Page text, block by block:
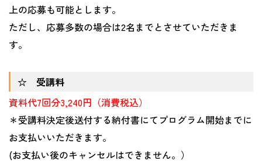
上の応募も可能とします。
ただし、応募多数の場合は2名までとさせていただきま
す。
☆ 受講料
資料代7回分3,240円（消費税込）
＊受講料決定後送付する納付書にてプログラム開始までに
お支払いいただきます。
(お支払い後のキャンセルはできません。）